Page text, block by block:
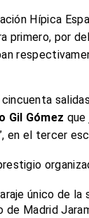
Hípica
primero, por
Gil Gómez que
en el tercer
único de la
Madrid